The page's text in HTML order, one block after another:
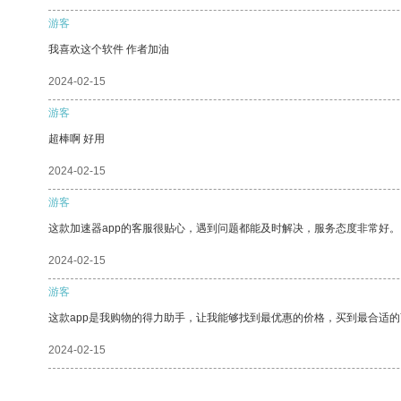
游客
我喜欢这个软件 作者加油
2024-02-15
游客
超棒啊 好用
2024-02-15
游客
这款加速器app的客服很贴心，遇到问题都能及时解决，服务态度非常好。
2024-02-15
游客
这款app是我购物的得力助手，让我能够找到最优惠的价格，买到最合适
2024-02-15